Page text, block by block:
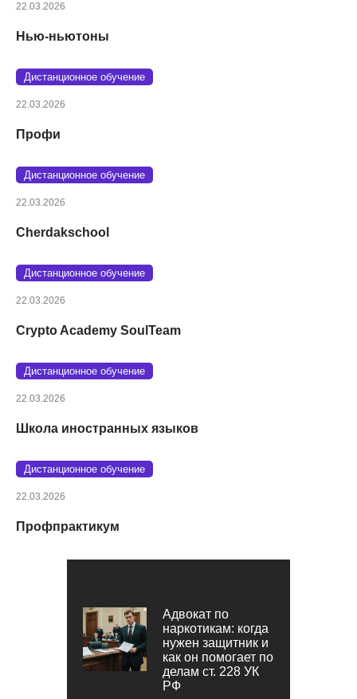
22.03.2026
Нью-ньютоны
Дистанционное обучение
22.03.2026
Профи
Дистанционное обучение
22.03.2026
Cherdakschool
Дистанционное обучение
22.03.2026
Crypto Academy SoulTeam
Дистанционное обучение
22.03.2026
Школа иностранных языков
Дистанционное обучение
22.03.2026
Профпрактикум
Адвокат по
наркотикам: когда
нужен защитник и
как он помогает по
делам ст. 228 УК
РФ